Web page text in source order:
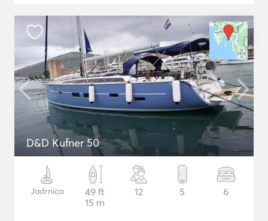
D&D Kufner 50
Jadrnica
49 ft
15 m
12 5 6